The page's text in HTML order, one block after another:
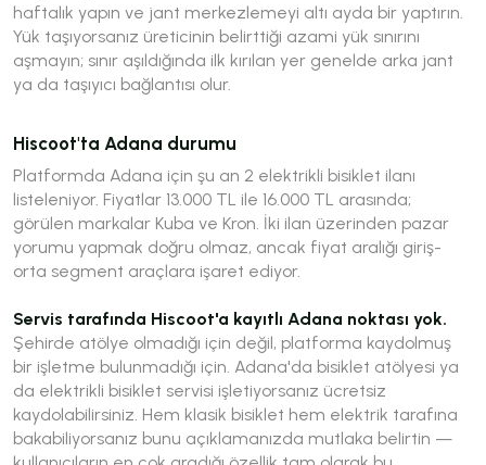
haftalık yapın ve jant merkezlemeyi altı ayda bir yaptırın.
Yük taşıyorsanız üreticinin belirttiği azami yük sınırını
aşmayın; sınır aşıldığında ilk kırılan yer genelde arka jant
ya da taşıyıcı bağlantısı olur.
Hiscoot'ta Adana durumu
Platformda Adana için şu an 2 elektrikli bisiklet ilanı
listeleniyor. Fiyatlar 13.000 TL ile 16.000 TL arasında;
görülen markalar Kuba ve Kron. İki ilan üzerinden pazar
yorumu yapmak doğru olmaz, ancak fiyat aralığı giriş-
orta segment araçlara işaret ediyor.
Servis tarafında Hiscoot'a kayıtlı Adana noktası yok.
Şehirde atölye olmadığı için değil, platforma kaydolmuş
bir işletme bulunmadığı için. Adana'da bisiklet atölyesi ya
da elektrikli bisiklet servisi işletiyorsanız ücretsiz
kaydolabilirsiniz. Hem klasik bisiklet hem elektrik tarafına
bakabiliyorsanız bunu açıklamanızda mutlaka belirtin —